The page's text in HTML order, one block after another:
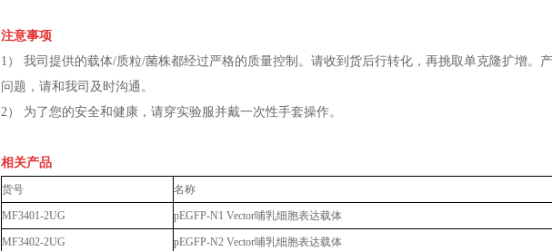
注意事项
1） 我司提供的载体/质粒/菌株都经过严格的质量控制。请收到货后行转化，再挑取单克隆扩增。
问题，请和我司及时沟通。
2） 为了您的安全和健康，请穿实验服并戴一次性手套操作。
相关产品
货号 名称
MF3401-2UG pEGFP-N1 Vector哺乳细胞表达载体
MF3402-2UG pEGFP-N2 Vector哺乳细胞表达载体